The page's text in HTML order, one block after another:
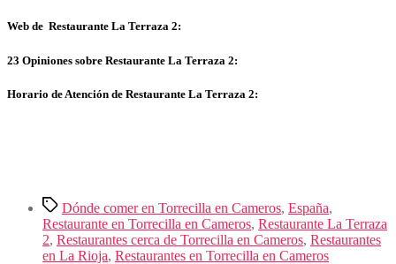
Web de Restaurante La Terraza 2:
23 Opiniones sobre Restaurante La Terraza 2:
Horario de Atención de Restaurante La Terraza 2:
Etiquetas
Dónde comer en Torrecilla en Cameros, España,
Restaurante en Torrecilla en Cameros, Restaurante La Terraza
2, Restaurantes cerca de Torrecilla en Cameros, Restaurantes
en La Rioja, Restaurantes en Torrecilla en Cameros